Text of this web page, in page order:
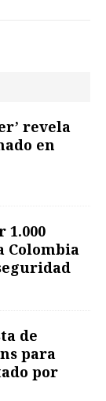
revela
en
1.000
Colombia
de
para
por